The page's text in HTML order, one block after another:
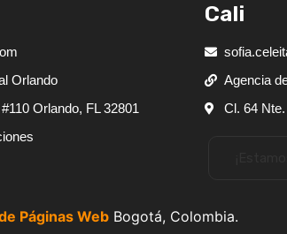
Orlando
Orlando, FL 32801
Cali
Agencia
Cl. 64
Páginas Web Bogotá, Colombia.